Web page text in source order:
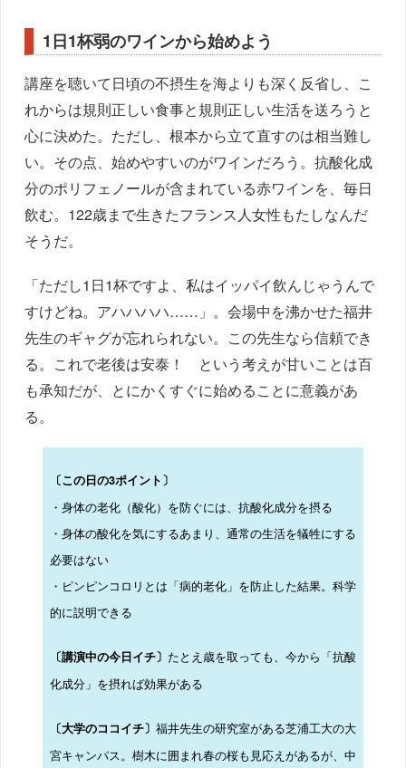
1日1杯弱のワインから始めよう
講座を聴いて日頃の不摂生を海よりも深く反省し、こ
れからは規則正しい食事と規則正しい生活を送ろうと
心に決めた。ただし、根本から立て直すのは相当難し
い。その点、始めやすいのがワインだろう。抗酸化成
分のポリフェノールが含まれている赤ワインを、毎日
飲む。122歳まで生きたフランス人女性もたしなんだ
そうだ。
「ただし1日1杯ですよ、私はイッパイ飲んじゃうんで
すけどね。アハハハハ……」。会場中を沸かせた福井
先生のギャグが忘れられない。この先生なら信頼でき
る。これで老後は安泰！ という考えが甘いことは百
も承知だが、とにかくすぐに始めることに意義があ
る。
〔この日の3ポイント〕
・身体の老化（酸化）を防ぐには、抗酸化成分を摂る
・身体の酸化を気にするあまり、通常の生活を犠牲にする
必要はない
・ピンピンコロリとは「病的老化」を防止した結果。科学
的に説明できる
〔講演中の今日イチ〕 たとえ歳を取っても、今から「抗酸
化成分」を摂れば効果がある
〔大学のココイチ〕 福井先生の研究室がある芝浦工大の大
宮キャンパス。樹木に囲まれ春の桜も見応えがあるが、中